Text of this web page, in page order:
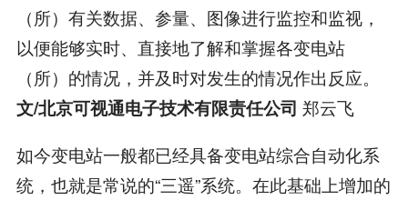
（所）有关数据、参量、图像进行监控和监视，
以便能够实时、直接地了解和掌握各变电站
（所）的情况，并及时对发生的情况作出反应。
文/北京可视通电子技术有限责任公司 郑云飞
如今变电站一般都已经具备变电站综合自动化系
统，也就是常说的“三遥”系统。在此基础上增加的